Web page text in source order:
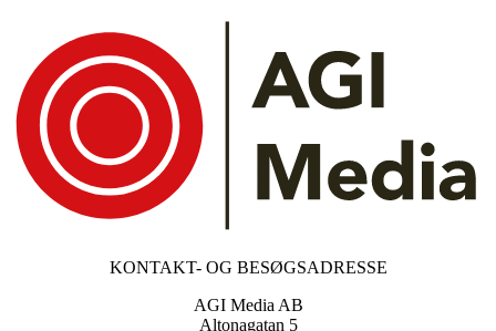
KONTAKT- OG BESØGSADRESSE
AGI Media AB
Altonagatan 5